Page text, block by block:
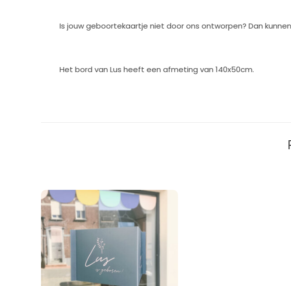
Is jouw geboortekaartje niet door ons ontworpen? Dan
Het bord van Lus heeft een afmeting van 140x50cm.